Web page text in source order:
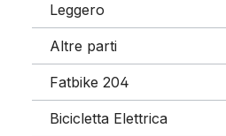
Leggero
Altre parti
Fatbike 204
Bicicletta Elettrica